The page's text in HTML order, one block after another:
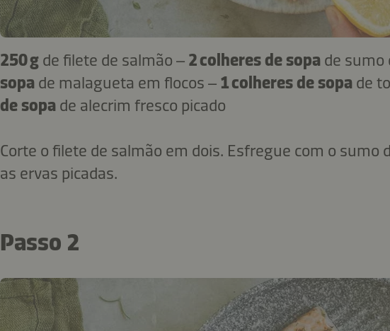
250 g de filete de salmão – 2 colheres de sopa de sumo
sopa de malagueta em flocos – 1 colheres de sopa de
de sopa de alecrim fresco picado
Corte o filete de salmão em dois. Esfregue com o sumo
as ervas picadas.
Passo 2